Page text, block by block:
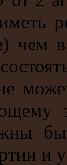
чем в
и